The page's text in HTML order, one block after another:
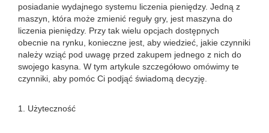
posiadanie wydajnego systemu liczenia pieniędzy. Jedną z
maszyn, która może zmienić reguły gry, jest maszyna do
liczenia pieniędzy. Przy tak wielu opcjach dostępnych
obecnie na rynku, konieczne jest, aby wiedzieć, jakie czynniki
należy wziąć pod uwagę przed zakupem jednego z nich do
swojego kasyna. W tym artykule szczegółowo omówimy te
czynniki, aby pomóc Ci podjąć świadomą decyzję.
1. Użyteczność